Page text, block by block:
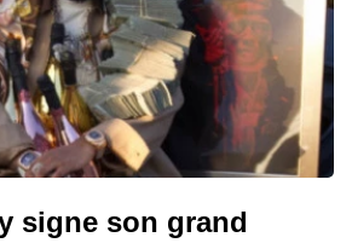
signe son grand